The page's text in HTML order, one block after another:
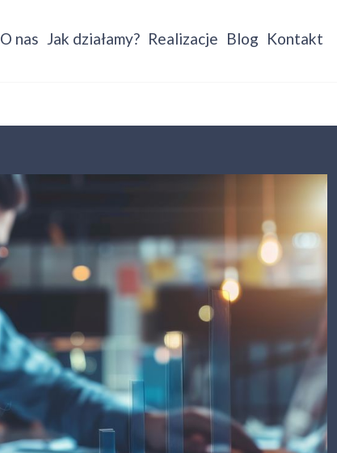
O nas Jak działamy? Realizacje Blog Kontakt